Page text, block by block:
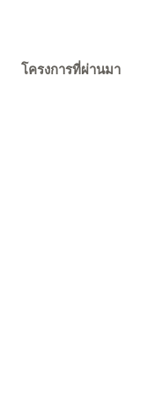
โครงการที่ผ่านมา